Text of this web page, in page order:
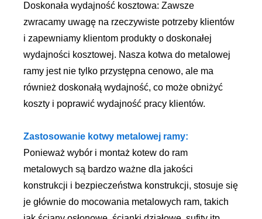
Doskonała wydajność kosztowa: Zawsze
zwracamy uwagę na rzeczywiste potrzeby klientów
i zapewniamy klientom produkty o doskonałej
wydajności kosztowej. Nasza kotwa do metalowej
ramy jest nie tylko przystępna cenowo, ale ma
również doskonałą wydajność, co może obniżyć
koszty i poprawić wydajność pracy klientów.
Zastosowanie kotwy metalowej ramy:
Ponieważ wybór i montaż kotew do ram
metalowych są bardzo ważne dla jakości
konstrukcji i bezpieczeństwa konstrukcji, stosuje się
je głównie do mocowania metalowych ram, takich